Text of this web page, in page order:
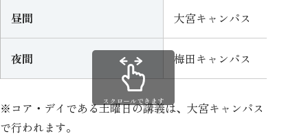
昼間 大宮キャンパス
夜間 梅田キャンパス
※コア・デイである土曜日の講義は、大宮キャンパス
で行われます。
スクロールできます